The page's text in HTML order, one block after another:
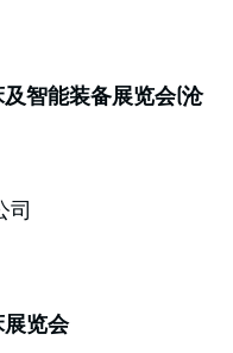
智能装备展览会(沧
司
展览会